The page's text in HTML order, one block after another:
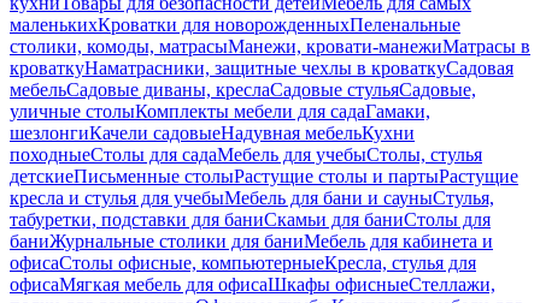
маленькихКроватки для новорожденныхПеленальные
столики, комоды, матрасыМанежи, кровати-манежиМатрасы в
кроваткуНаматрасники, защитные чехлы в кроваткуСадовая
мебельСадовые диваны, креслаСадовые стульяСадовые,
уличные столыКомплекты мебели для садаГамаки,
шезлонгиКачели садовыеНадувная мебельКухни
походныеСтолы для садаМебель для учебыСтолы, стулья
детскиеПисьменные столыРастущие столы и партыРастущие
кресла и стулья для учебыМебель для бани и сауныСтулья,
табуретки, подставки для баниСкамьи для баниСтолы для
баниЖурнальные столики для баниМебель для кабинета и
офисаСтолы офисные, компьютерныеКресла, стулья для
офисаМягкая мебель для офисаШкафы офисныеСтеллажи,